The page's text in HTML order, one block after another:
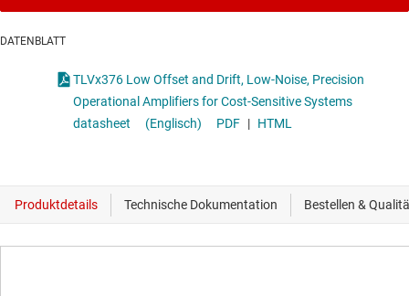
DATENBLATT
TLVx376 Low Offset and Drift, Low-Noise, Precision
Operational Amplifiers for Cost-Sensitive Systems
datasheet
(Englisch) PDF | HTML